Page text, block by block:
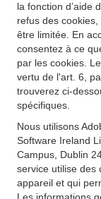
la fonction d’aide
refus des
être limitée. En
consentez à ce
par les cookies.
vertu de l'art. 6,
trouverez ci-
spécifiques.
Nous utilisons
Software Ireland
Campus, Dublin
service utilise des
appareil et qui